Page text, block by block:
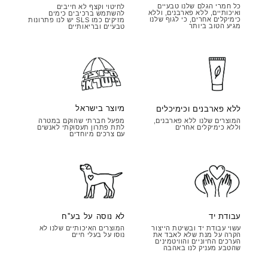
כל חמרי הגלם שלנו טבעיים
ואיכותיים, ללא פארבנים, וללא
כימיקלים אחרים, כי לגוף שלנו
מגיע הטוב ביותר
לחיטוי וקצף לא חייבים
להשתמש ברכיבים כימים
מזיקים כמו SLS יש לנו פתרונות
טבעיים ובריאותיים
ללא פארבנים וכימיכלים
המוצרים שלנו ללא פארבנים,
וללא כימיקלים אחרים
מיוצר בישראל
מפעל חברתי שהוקם במטרה
לתת פתרון תעסוקתי לאנשים
עם צרכים מיוחדים
עבודת יד
עשוי עבודת יד ובשיטת הייצור
הקרה על מנת שלא לאבד את
הערכים החיוניים והוויטמינים
שהטבע מעניק לנו באהבה
לא נוסה על בע''ח
המוצרים האיכותיים שלנו לא
נוסו על בעלי חיים